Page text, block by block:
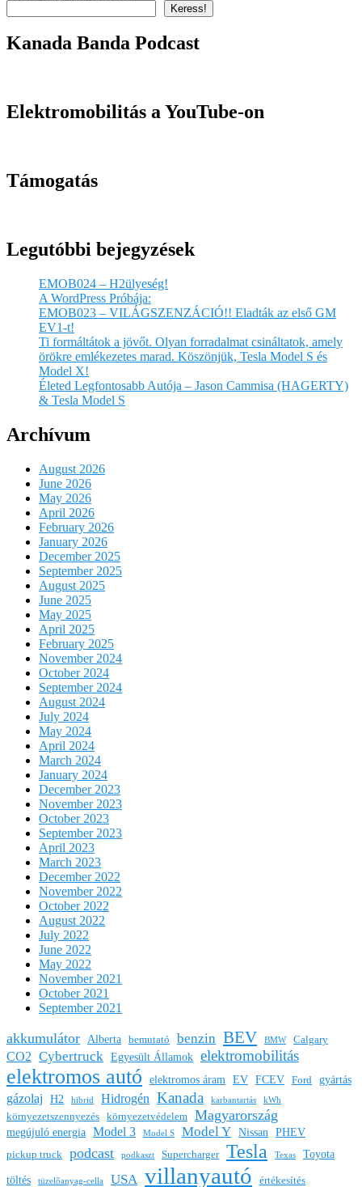
Keress!
Kanada Banda Podcast
Elektromobilitás a YouTube-on
Támogatás
Legutóbbi bejegyzések
EMOB024 – H2ülyeség!
A WordPress Próbája:
EMOB023 – VILÁGSZENZÁCIÓ!! Eladták az első GM
EV1-t!
Ti formáltátok a jövőt. Olyan forradalmat csináltatok, amely
örökre emlékezetes marad. Köszönjük, Tesla Model S és
Model X!
Életed Legfontosabb Autója – Jason Cammisa (HAGERTY)
& Tesla Model S
Archívum
August 2026
June 2026
May 2026
April 2026
February 2026
January 2026
December 2025
September 2025
August 2025
June 2025
May 2025
April 2025
February 2025
November 2024
October 2024
September 2024
August 2024
July 2024
May 2024
April 2024
March 2024
January 2024
December 2023
November 2023
October 2023
September 2023
April 2023
March 2023
December 2022
November 2022
October 2022
August 2022
July 2022
June 2022
May 2022
November 2021
October 2021
September 2021
akkumulátor Alberta bemutató benzin BEV BMW Calgary
CO2 Cybertruck Egyesült Államok elektromobilitás
elektromos autó elektromos áram EV FCEV Ford gyártás
gázolaj H2 hibrid Hidrogén Kanada karbantartás kWh
környezetszennyezés környezetvédelem Magyarország
megújuló energia Model 3 Model S Model Y Nissan PHEV
pickup truck podcast podkaszt Supercharger Tesla Texas
Toyota
töltés
tüzelőanyag-cella USA villanyautó értékesítés